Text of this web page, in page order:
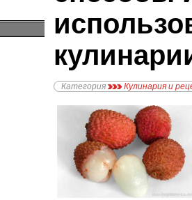
Категория Кулинария и